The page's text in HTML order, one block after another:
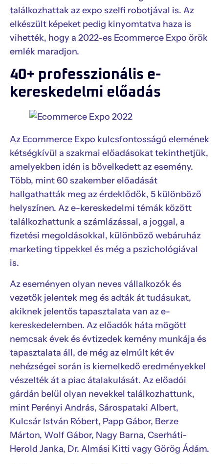
találkozhattak az expo szelfi robotjával is. Az
elkészült képeket pedig kinyomtatva haza is
vihették, hogy a 2022-es Ecommerce Expo örök
emlék maradjon.
40+ professzionális e-
kereskedelmi előadás
Az Ecommerce Expo kulcsfontosságú elemének
kétségkívül a szakmai előadásokat tekinthetjük,
amelyekben idén is bővelkedett az esemény.
Több, mint 60 szakember előadását
hallgathatták meg az érdeklődők, 5 különböző
helyszínen. Az e-kereskedelmi témák között
találkozhattunk a számlázással, a joggal, a
fizetési megoldásokkal, különböző webáruház
marketing tippekkel és még a pszichológiával
is.
Az eseményen olyan neves vállalkozók és
vezetők jelentek meg és adták át tudásukat,
akiknek jelentős tapasztalata van az e-
kereskedelemben. Az előadók háta mögött
nemcsak évek és évtizedek kemény munkája és
tapasztalata áll, de még az elmúlt két év
nehézségei során is kiemelkedő eredményekkel
vészelték át a piac átalakulását. Az előadói
gárdán belül olyan nevekkel találkozhattunk,
mint Perényi András, Sárospataki Albert,
Kulcsár István Róbert, Papp Gábor, Berze
Márton, Wolf Gábor, Nagy Barna, Cserháti-
Herold Janka, Dr. Almási Kitti vagy Görög Ádám.